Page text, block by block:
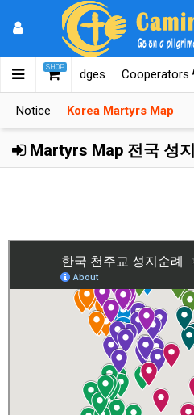
SHOP
Knowledges Cooperators
Notice Korea Martyrs Map
Martyrs Map 전국 성